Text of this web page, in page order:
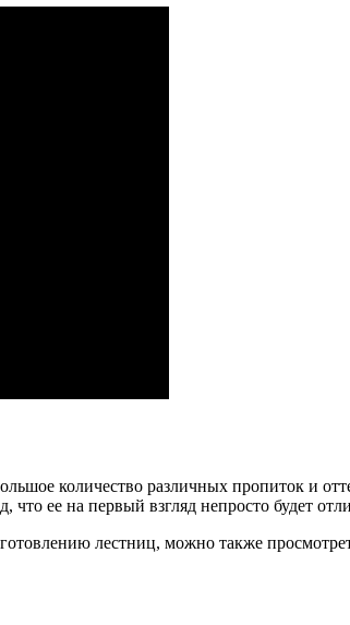
количество различных пропиток и
ее на первый взгляд непросто будет
лестниц, можно также